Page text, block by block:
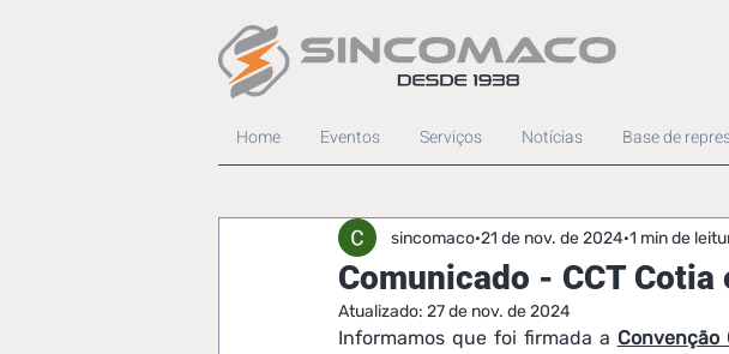
Home Eventos Serviços Notícias Base de
Comunicado - CCT
sincomaco 21 de nov. de 2024 1 min de
Atualizado: 27 de nov. de 2024
Informamos que foi firmada a Convenção